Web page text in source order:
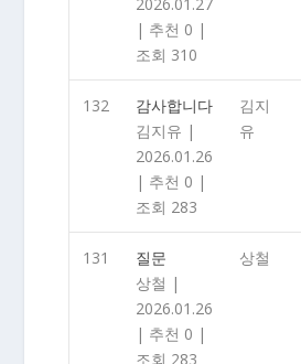
| 추천 0 |
조회 310
132
감사합니다
김지유 |
2026.01.26
| 추천 0 |
조회 283
김지
유
131
질문
상철 |
2026.01.26
| 추천 0 |
조회 283
상철